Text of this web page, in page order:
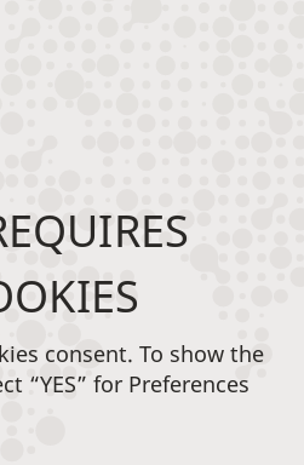
consent. To show the
“YES” for Preferences